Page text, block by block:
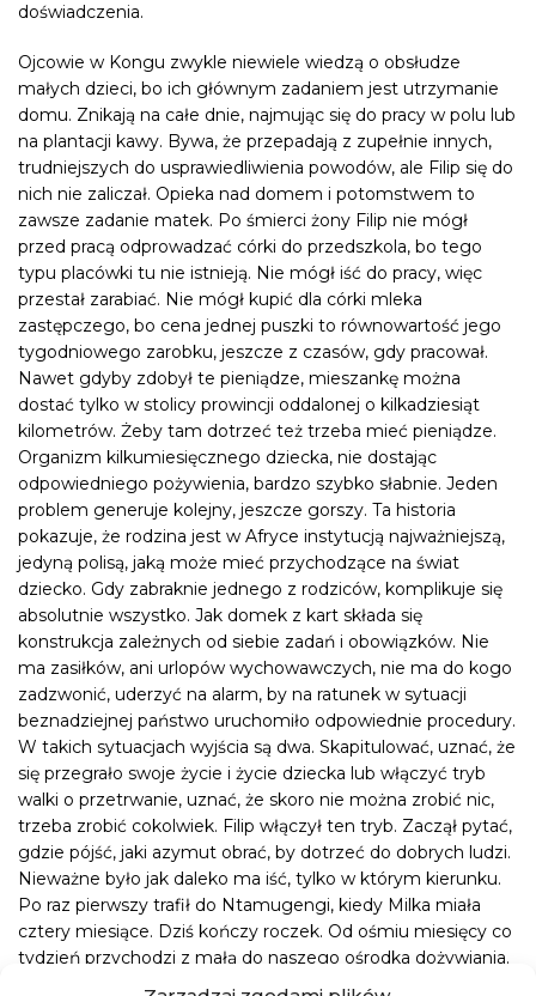
doświadczenia.
Ojcowie w Kongu zwykle niewiele wiedzą o obsłudze
małych dzieci, bo ich głównym zadaniem jest utrzymanie
domu. Znikają na całe dnie, najmując się do pracy w polu lub
na plantacji kawy. Bywa, że przepadają z zupełnie innych,
trudniejszych do usprawiedliwienia powodów, ale Filip się do
nich nie zaliczał. Opieka nad domem i potomstwem to
zawsze zadanie matek. Po śmierci żony Filip nie mógł
przed pracą odprowadzać córki do przedszkola, bo tego
typu placówki tu nie istnieją. Nie mógł iść do pracy, więc
przestał zarabiać. Nie mógł kupić dla córki mleka
zastępczego, bo cena jednej puszki to równowartość jego
tygodniowego zarobku, jeszcze z czasów, gdy pracował.
Nawet gdyby zdobył te pieniądze, mieszankę można
dostać tylko w stolicy prowincji oddalonej o kilkadziesiąt
kilometrów. Żeby tam dotrzeć też trzeba mieć pieniądze.
Organizm kilkumiesięcznego dziecka, nie dostając
odpowiedniego pożywienia, bardzo szybko słabnie. Jeden
problem generuje kolejny, jeszcze gorszy. Ta historia
pokazuje, że rodzina jest w Afryce instytucją najważniejszą,
jedyną polisą, jaką może mieć przychodzące na świat
dziecko. Gdy zabraknie jednego z rodziców, komplikuje się
absolutnie wszystko. Jak domek z kart składa się
konstrukcja zależnych od siebie zadań i obowiązków. Nie
ma zasiłków, ani urlopów wychowawczych, nie ma do kogo
zadzwonić, uderzyć na alarm, by na ratunek w sytuacji
beznadziejnej państwo uruchomiło odpowiednie procedury.
W takich sytuacjach wyjścia są dwa. Skapitulować, uznać, że
się przegrało swoje życie i życie dziecka lub włączyć tryb
walki o przetrwanie, uznać, że skoro nie można zrobić nic,
trzeba zrobić cokolwiek. Filip włączył ten tryb. Zaczął pytać,
gdzie pójść, jaki azymut obrać, by dotrzeć do dobrych ludzi.
Nieważne było jak daleko ma iść, tylko w którym kierunku.
Po raz pierwszy trafił do Ntamugengi, kiedy Milka miała
cztery miesiące. Dziś kończy roczek. Od ośmiu miesięcy co
tydzień przychodzi z małą do naszego ośrodka dożywiania.
Dostają od nas posiłki i zapas jedzenia do domu. Filip nie wie